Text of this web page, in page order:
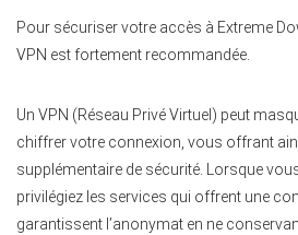
Pour sécuriser votre accès à Extreme
VPN est fortement recommandée.
Un VPN (Réseau Privé Virtuel) peut
chiffrer votre connexion, vous offrant
supplémentaire de sécurité. Lorsque
privilégiez les services qui offrent une
garantissent l’anonymat en ne